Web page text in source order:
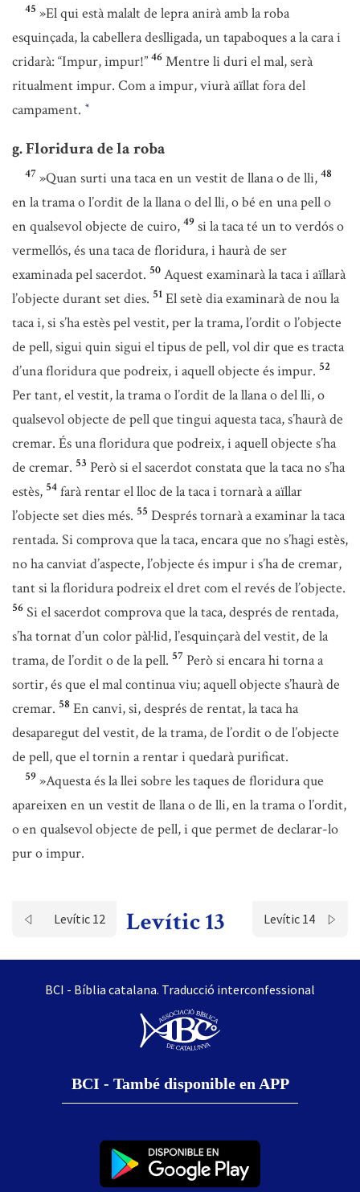
45 »El qui està malalt de lepra anirà amb la roba
esquinçada, la cabellera deslligada, un tapaboques a la cara i
cridarà: “Impur, impur!” 46 Mentre li duri el mal, serà
ritualment impur. Com a impur, viurà aïllat fora del
campament. *
g. Floridura de la roba
47 »Quan surti una taca en un vestit de llana o de lli, 48
en la trama o l’ordit de la llana o del lli, o bé en una pell o
en qualsevol objecte de cuiro, 49 si la taca té un to verdós o
vermellós, és una taca de floridura, i haurà de ser
examinada pel sacerdot. 50 Aquest examinarà la taca i aïllarà
l’objecte durant set dies. 51 El setè dia examinarà de nou la
taca i, si s’ha estès pel vestit, per la trama, l’ordit o l’objecte
de pell, sigui quin sigui el tipus de pell, vol dir que es tracta
d’una floridura que podreix, i aquell objecte és impur. 52
Per tant, el vestit, la trama o l’ordit de la llana o del lli, o
qualsevol objecte de pell que tingui aquesta taca, s’haurà de
cremar. És una floridura que podreix, i aquell objecte s’ha
de cremar. 53 Però si el sacerdot constata que la taca no s’ha
estès, 54 farà rentar el lloc de la taca i tornarà a aïllar
l’objecte set dies més. 55 Després tornarà a examinar la taca
rentada. Si comprova que la taca, encara que no s’hagi estès,
no ha canviat d’aspecte, l’objecte és impur i s’ha de cremar,
tant si la floridura podreix el dret com el revés de l’objecte.
56 Si el sacerdot comprova que la taca, després de rentada,
s’ha tornat d’un color pàl·lid, l’esquinçarà del vestit, de la
trama, de l’ordit o de la pell. 57 Però si encara hi torna a
sortir, és que el mal continua viu; aquell objecte s’haurà de
cremar. 58 En canvi, si, després de rentat, la taca ha
desaparegut del vestit, de la trama, de l’ordit o de l’objecte
de pell, que el tornin a rentar i quedarà purificat.
59 »Aquesta és la llei sobre les taques de floridura que
apareixen en un vestit de llana o de lli, en la trama o l’ordit,
o en qualsevol objecte de pell, i que permet de declarar-lo
pur o impur.
Levític 12 Levític 13 Levític 14
BCI - Bíblia catalana. Traducció interconfessional
BCI - També disponible en APP